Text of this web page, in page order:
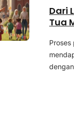
Dari
Tua